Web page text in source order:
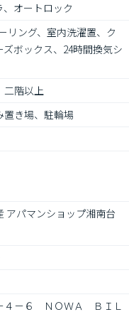
オートロック
リング、室内洗濯置、ク
ボックス、24時間換気シ
二階以上
き場、駐輪場
アパマンショップ湘南台
－６　ＮＯＷＡ　ＢＩＬ